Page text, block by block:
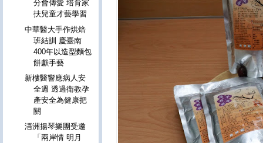
分會傳愛 培育家
扶兒童才藝學習
中華醫大手作烘焙
班結訓 慶臺南
400年以造型麵包
餅獻手藝
新樓醫響應病人安
全週 透過衛教孕
產安全為健康把
關
浯洲揚琴樂團受邀
「兩岸情 明月